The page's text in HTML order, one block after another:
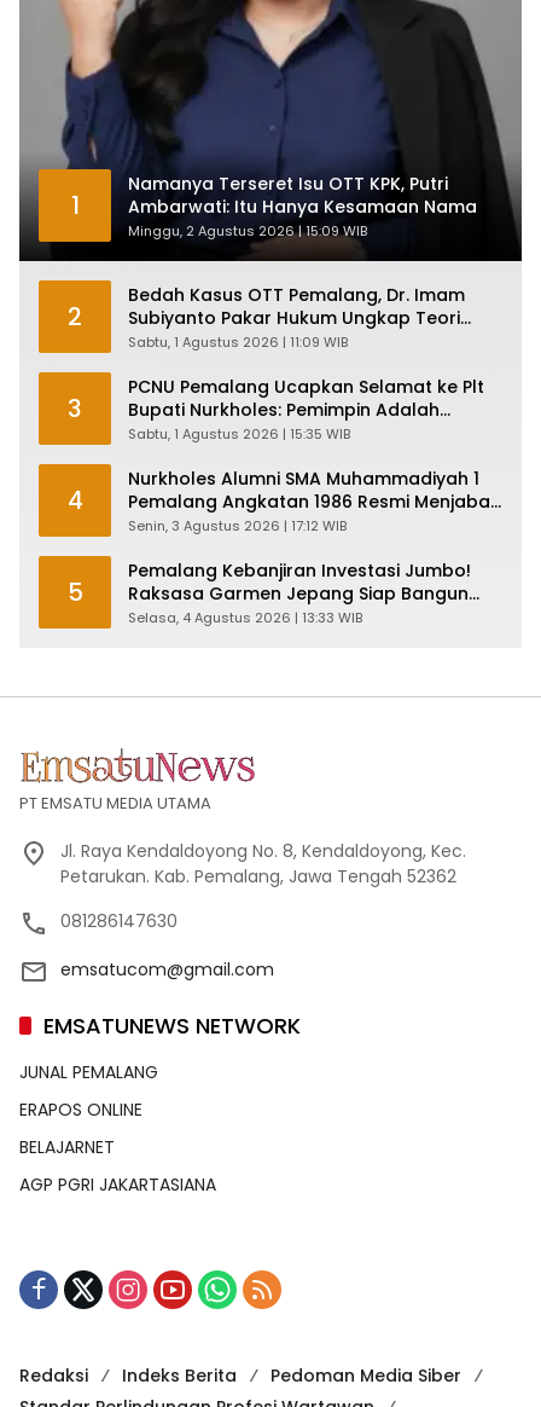
1
Namanya Terseret Isu OTT KPK, Putri
Ambarwati: Itu Hanya Kesamaan Nama
Minggu, 2 Agustus 2026 | 15:09 WIB
2
Bedah Kasus OTT Pemalang, Dr. Imam
Subiyanto Pakar Hukum Ungkap Teori
Penyertaan KPK
Sabtu, 1 Agustus 2026 | 11:09 WIB
3
PCNU Pemalang Ucapkan Selamat ke Plt
Bupati Nurkholes: Pemimpin Adalah
Pelayan Rakyat!
Sabtu, 1 Agustus 2026 | 15:35 WIB
4
Nurkholes Alumni SMA Muhammadiyah 1
Pemalang Angkatan 1986 Resmi Menjabat
Plt Bupati, Inilah Pesan Ketua Asmam 86
Senin, 3 Agustus 2026 | 17:12 WIB
5
Pemalang Kebanjiran Investasi Jumbo!
Raksasa Garmen Jepang Siap Bangun
Pabrik dan Serap Ribuan Tenaga Kerja
Selasa, 4 Agustus 2026 | 13:33 WIB
PT EMSATU MEDIA UTAMA
Jl. Raya Kendaldoyong No. 8, Kendaldoyong, Kec.
Petarukan. Kab. Pemalang, Jawa Tengah 52362
081286147630
emsatucom@gmail.com
EMSATUNEWS NETWORK
JUNAL PEMALANG
ERAPOS ONLINE
BELAJARNET
AGP PGRI JAKARTASIANA
Redaksi Indeks Berita
Pedoman Media Siber